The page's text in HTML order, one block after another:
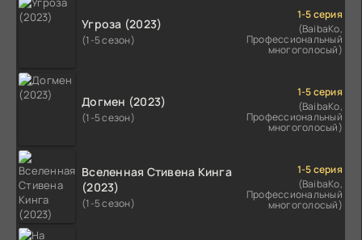
Угроза (2023)
(1-5 сезон)
1-5 серия
(BaibaKo,
Профессиональный
многоголосый)
Догмен (2023)
(1-5 сезон)
1-5 серия
(BaibaKo,
Профессиональный
многоголосый)
Вселенная Стивена Кинга
(2023)
(1-5 сезон)
1-5 серия
(BaibaKo,
Профессиональный
многоголосый)